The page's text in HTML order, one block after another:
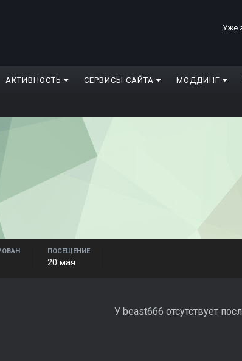
Уже
АКТИВНОСТЬ СЕРВИСЫ САЙТА МОДДИНГ
ПОСЕЩЕНИЕ
20 мая
У beast666 отсутствует